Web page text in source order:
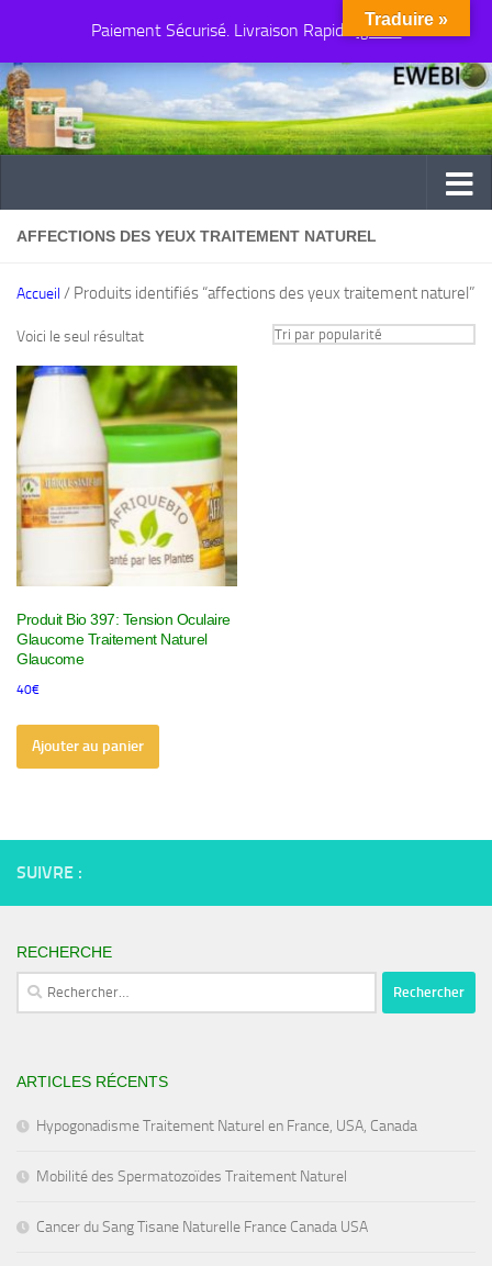
Paiement Sécurisé. Livraison Rapide Ignorer
Au dessous du contenu
AFFECTIONS DES YEUX TRAITEMENT NATUREL
Accueil / Produits identifiés “affections des yeux traitement naturel”
Voici le seul résultat
Produit Bio 397: Tension Oculaire
Glaucome Traitement Naturel
Glaucome
40€
Ajouter au panier
SUIVRE :
RECHERCHE
Rechercher :
ARTICLES RÉCENTS
Hypogonadisme Traitement Naturel en France, USA, Canada
Mobilité des Spermatozoïdes Traitement Naturel
Cancer du Sang Tisane Naturelle France Canada USA
Traduire »